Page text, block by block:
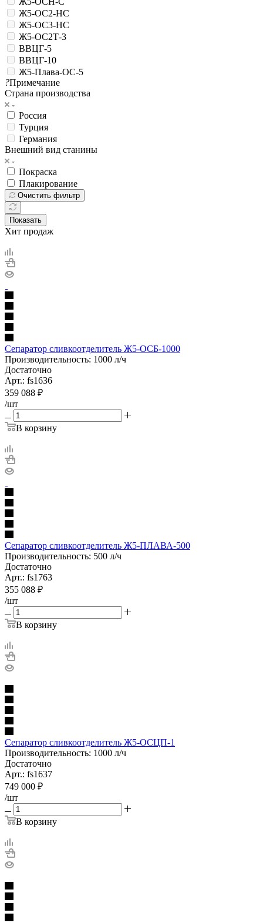
Ж5-ОС2-НС
Ж5-ОС3-НС
Ж5-ОС2Т-3
ВВЦГ-5
ВВЦГ-10
Ж5-Плава-ОС-5
?Примечание
Страна производства
Россия
Турция
Германия
Внешний вид станины
Покраска
Плакирование
Очистить фильтр
Показать
Хит продаж
Сепаратор сливкоотделитель Ж5-ОСБ-1000
Производительность: 1000 л/ч
Достаточно
Арт.: fs1636
359 088 ₽
/шт
В корзину
Сепаратор сливкоотделитель Ж5-ПЛАВА-500
Производительность: 500 л/ч
Достаточно
Арт.: fs1763
355 088 ₽
/шт
В корзину
Сепаратор сливкоотделитель Ж5-ОСЦП-1
Производительность: 1000 л/ч
Достаточно
Арт.: fs1637
749 000 ₽
/шт
В корзину